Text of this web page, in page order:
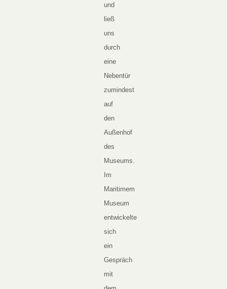
und
ließ
uns
durch
eine
Nebentür
zumindest
auf
den
Außenhof
des
Museums.
Im
Maritimem
Museum
entwickelte
sich
ein
Gespräch
mit